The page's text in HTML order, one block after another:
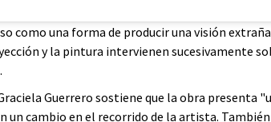
como una forma de producir una visión
y la pintura intervienen sucesivamente
Guerrero sostiene que la obra presenta
un cambio en el recorrido de la artista. También